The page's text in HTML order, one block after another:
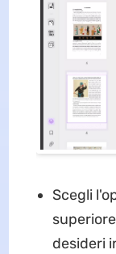
Scegli
desideri